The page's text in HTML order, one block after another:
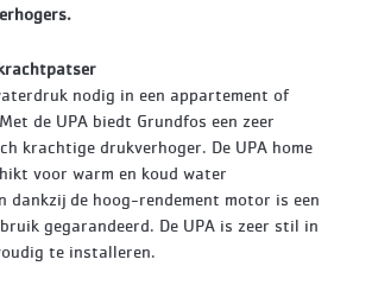
nodig in een appartement of
de UPA biedt Grundfos een zeer
krachtige drukverhoger. De UPA home
voor warm en koud water
dankzij de hoog-rendement motor is een
gegarandeerd. De UPA is zeer stil in
te installeren.